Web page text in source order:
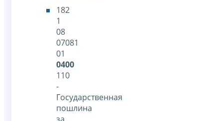
182
1
08
07081
01
0400
110
-
Государственная
пошлина